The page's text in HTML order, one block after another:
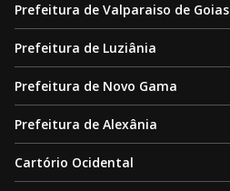
Prefeitura de Valparaiso de Goias
Prefeitura de Luziânia
Prefeitura de Novo Gama
Prefeitura de Alexânia
Cartório Ocidental